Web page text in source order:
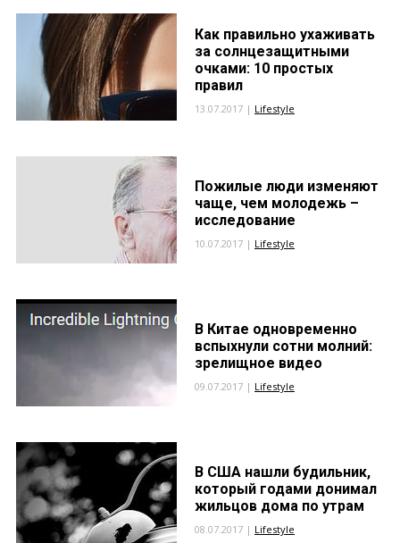
Как правильно ухаживать
за солнцезащитными
очками: 10 простых
правил
13.07.2017 | Lifestyle
Пожилые люди изменяют
чаще, чем молодежь –
исследование
10.07.2017 | Lifestyle
В Китае одновременно
вспыхнули сотни молний:
зрелищное видео
09.07.2017 | Lifestyle
В США нашли будильник,
который годами донимал
жильцов дома по утрам
08.07.2017 | Lifestyle